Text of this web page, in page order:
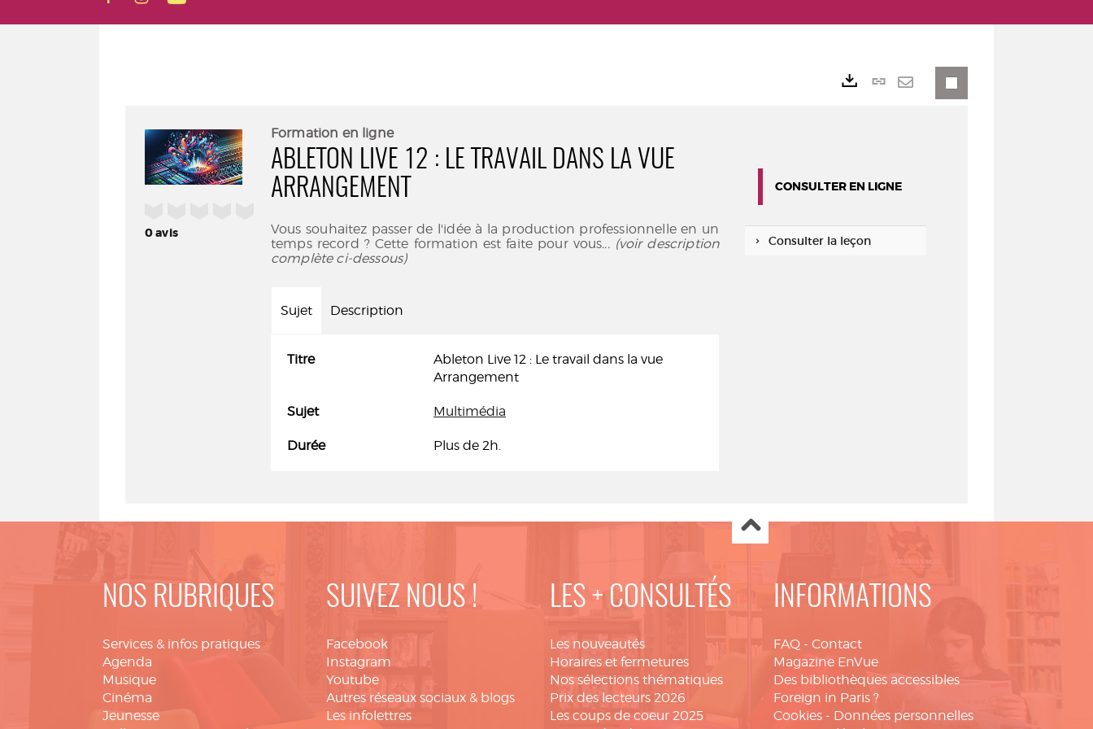
0avis
Formation en ligne
ABLETON LIVE 12 : LE TRAVAIL DANS LA VUE
ARRANGEMENT
Vous souhaitez passer de l'idée à la production professionnelle en un
temps record ? Cette formation est faite pour vous... (voir description
complète ci-dessous)
Sujet Description
Titre
Ableton Live 12 : Le travail dans la vue
Arrangement
Sujet Multimédia
Durée Plus de 2h.
Lien
CONSULTER EN LIGNE
Consulter la leçon
NOS RUBRIQUES
Services & infos pratiques
Agenda
Musique
Cinéma
Jeunesse
SUIVEZ NOUS !
Facebook
Instagram
Youtube
Autres réseaux sociaux & blogs
Les infolettres
LES + CONSULTÉS
Les nouveautés
Horaires et fermetures
Nos sélections thématiques
Prix des lecteurs 2026
Les coups de coeur 2025
INFORMATIONS
FAQ - Contact
Magazine EnVue
Des bibliothèques accessibles
Foreign in Paris ?
Cookies - Données personnelles